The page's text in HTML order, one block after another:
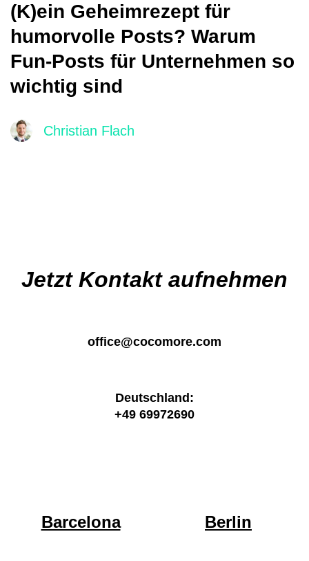
(K)ein Geheimrezept für
humorvolle Posts? Warum
Fun-Posts für Unternehmen so
wichtig sind
Christian Flach
Jetzt Kontakt aufnehmen
office@cocomore.com
Deutschland:
+49 69972690
Barcelona Berlin